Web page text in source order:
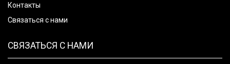
Контакты
Связаться с нами
СВЯЗАТЬСЯ С НАМИ